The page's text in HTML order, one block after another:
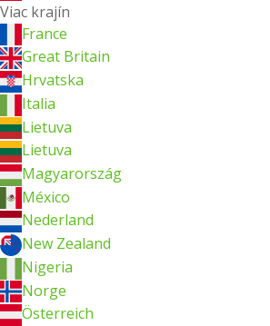
Viac krajín
France
Great Britain
Hrvatska
Italia
Lietuva
Lietuva
Magyarország
México
Nederland
New Zealand
Nigeria
Norge
Österreich